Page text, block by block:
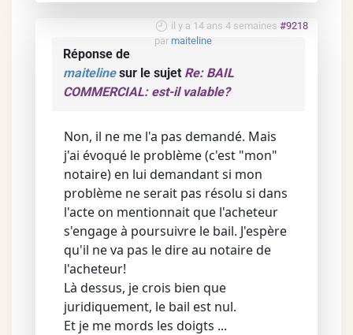
il y a 14 ans 4 semaines #9218
par maiteline
Réponse de
maitelinesur le sujet Re: BAIL
COMMERCIAL: est-il valable?
Non, il ne me l'a pas demandé. Mais
j'ai évoqué le problème (c'est "mon"
notaire) en lui demandant si mon
problème ne serait pas résolu si dans
l'acte on mentionnait que l'acheteur
s'engage à poursuivre le bail. J'espère
qu'il ne va pas le dire au notaire de
l'acheteur!
Là dessus, je crois bien que
juridiquement, le bail est nul.
Et je me mords les doigts ...